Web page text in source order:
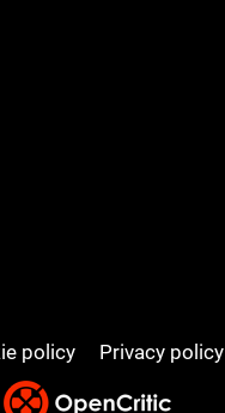
policy Privacy policy